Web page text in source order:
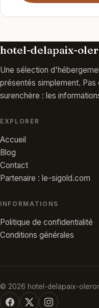
hotel-delapaix-
Une sélection
présentés simplement. Pas
surenchère : les
EXPLORER
Accueil
Blog
Contact
Partenaire : le-sigold.com
INFORMATIONS
Politique de confidentialité
Conditions générales
© 2026 hotel-delapaix-